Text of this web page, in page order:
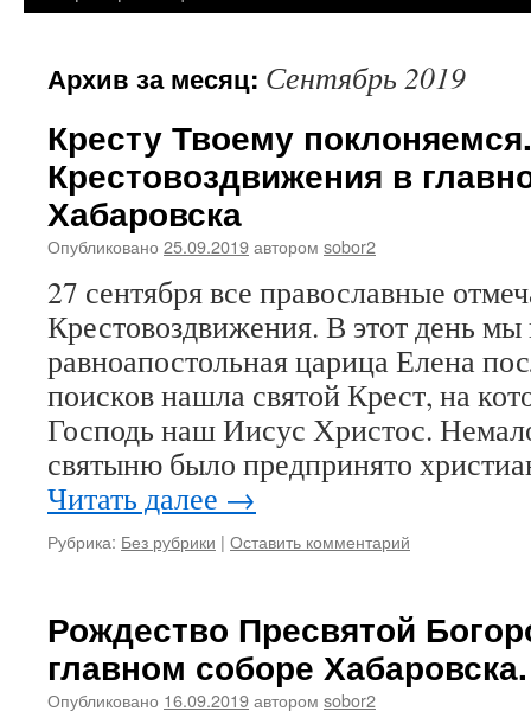
Архив за месяц: Сентябрь 2019
Кресту Твоему
Крестовоздвижения в
Хабаровска
Опубликовано 25.09.2019автором sobor2
27 сентября все православные
Крестовоздвижения. В этот день
равноапостольная царица Елена
поисков нашла святой Крест, на
Господь наш Иисус Христос.
святыню было предпринято
Читать далее →
Рубрика: Без рубрики | Оставить комментарий
Рождество Пресвятой
главном соборе Хабаровска.
Опубликовано 16.09.2019автором sobor2